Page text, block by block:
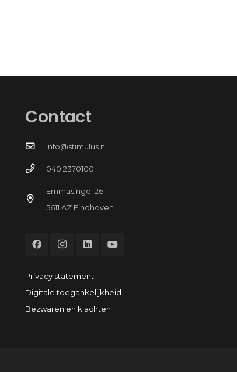
Contact
info@stimulus.nl
040 2370100
Emmasingel 26
5611 AZ Eindhoven
Privacy statement
Digitale toegankelijkheid
Bezwaren en klachten